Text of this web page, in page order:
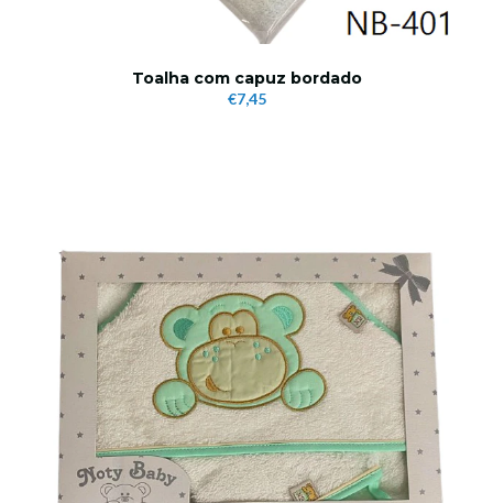
Toalha com capuz bordado
€7,45